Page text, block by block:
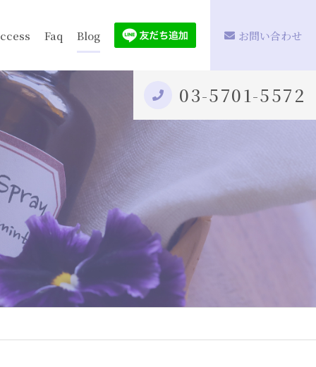
Faq Blog お問い合わせ
03-5701-5572